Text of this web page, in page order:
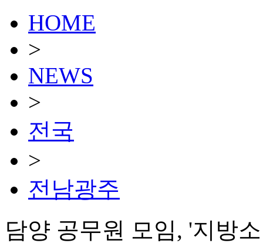
HOME
>
NEWS
>
전국
>
전남광주
담양 공무원 모임, '지방